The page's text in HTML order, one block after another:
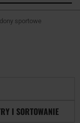
sportowe
I SORTOWANIE